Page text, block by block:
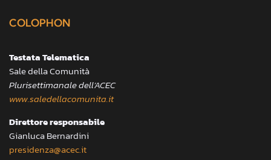
COLOPHON
Testata Telematica
Sale della Comunità
Plurisettimanale dell’ACEC
www.saledellacomunita.it
Direttore responsabile
Gianluca Bernardini
presidenza@acec.it